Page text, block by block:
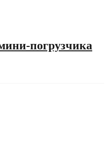
погрузчика